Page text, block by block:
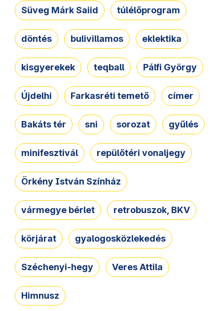
Süveg Márk Saiid túlélőprogram
döntés bulivillamos eklektika
kisgyerekek teqball Pálfi György
Újdelhi Farkasréti temető címer
Bakáts tér sni sorozat gyűlés
minifesztivál repülőtéri vonaljegy
Örkény István Színház
vármegye bérlet retrobuszok, BKV
körjárat gyalogosközlekedés
Széchenyi-hegy Veres Attila
Himnusz